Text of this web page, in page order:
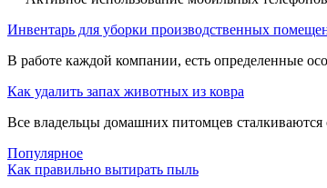
Инвентарь для уборки производственных
В работе каждой компании, есть определенные
Как удалить запах животных из ковра
Все владельцы домашних питомцев
Популярное
Как правильно вытирать пыль